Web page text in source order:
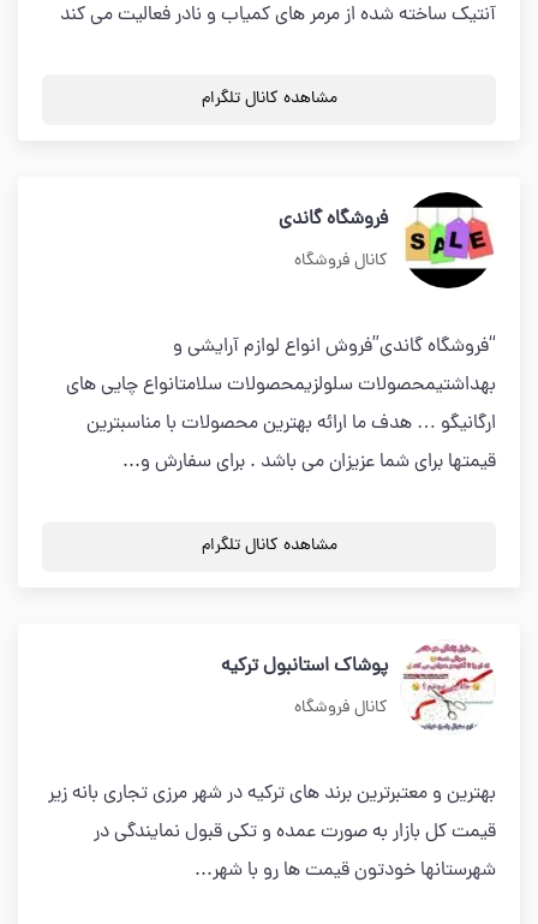
آنتیک ساخته شده از مرمر های کمیاب و نادر فعالیت می کند
مشاهده کانال تلگرام
فروشگاه گاندی
کانال فروشگاه
“فروشگاه گاندی”فروش انواع لوازم آرایشی و
بهداشتیمحصولات سلولزیمحصولات سلامتانواع چایی های
ارگانیگو … هدف ما ارائه بهترین محصولات با مناسبترین
قیمتها برای شما عزیزان می باشد . برای سفارش و...
مشاهده کانال تلگرام
پوشاک استانبول ترکیه
کانال فروشگاه
بهترین و معتبرترین برند های ترکیه در شهر مرزی تجاری بانه زیر
قیمت کل بازار به صورت عمده و تکی قبول نمایندگی در
شهرستانها خودتون قیمت ها رو با شهر...